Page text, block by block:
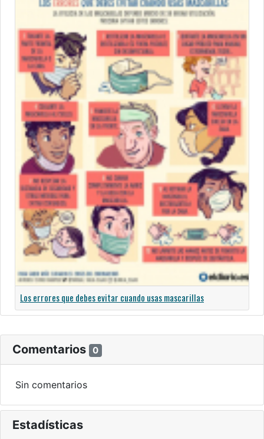
Los errores que debes evitar cuando usas mascarillas
Comentarios 0
Sin comentarios
Estadísticas